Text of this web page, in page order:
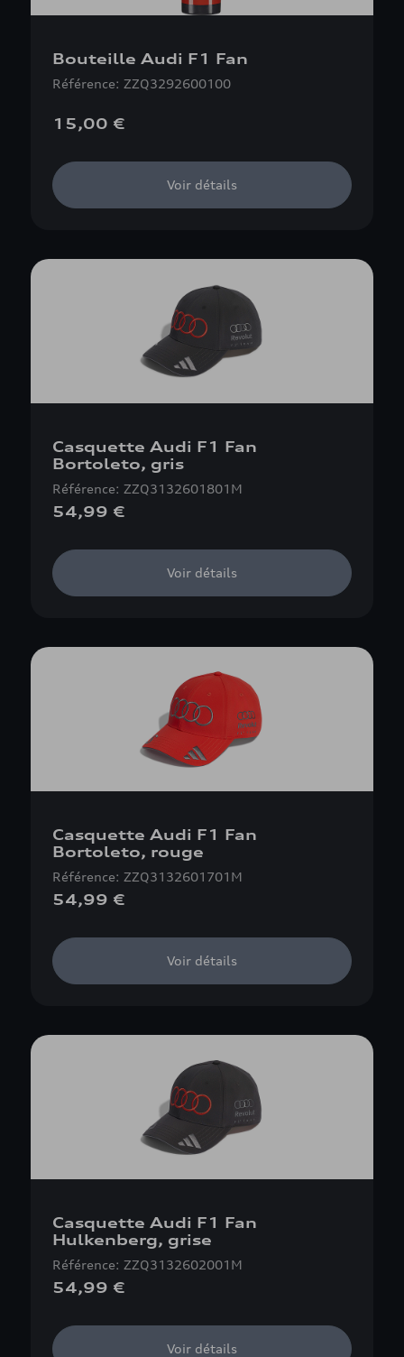
Bouteille Audi F1 Fan
Référence: ZZQ3292600100
15,00 €
Voir détails
Casquette Audi F1 Fan
Bortoleto, gris
Référence: ZZQ3132601801M
54,99 €
Voir détails
Casquette Audi F1 Fan
Bortoleto, rouge
Référence: ZZQ3132601701M
54,99 €
Voir détails
Casquette Audi F1 Fan
Hulkenberg, grise
Référence: ZZQ3132602001M
54,99 €
Voir détails